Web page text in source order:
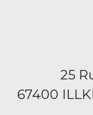
25
67400